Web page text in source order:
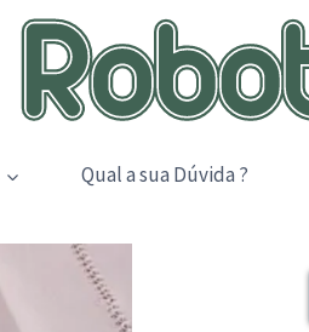
Qual a sua Dúvida ?